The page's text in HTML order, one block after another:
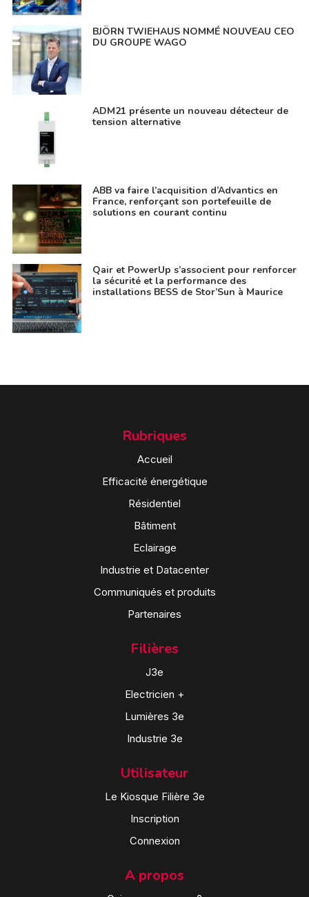
BJÖRN TWIEHAUS NOMMÉ NOUVEAU CEO
DU GROUPE WAGO
ADM21 présente un nouveau détecteur de
tension alternative
ABB va faire l’acquisition d’Advantics en
France, renforçant son portefeuille de
solutions en courant continu
Qair et PowerUp s’associent pour renforcer
la sécurité et la performance des
installations BESS de Stor’Sun à Maurice
Rubriques
Accueil
Efficacité énergétique
Résidentiel
Bâtiment
Eclairage
Industrie et Datacenter
Communiqués et produits
Partenaires
Filières
J3e
Electricien +
Lumières 3e
Industrie 3e
Utilisateur
Le Kiosque Filière 3e
Inscription
Connexion
A propos